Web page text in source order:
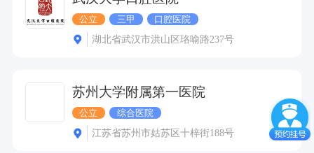
公立 三甲 口腔医院
湖北省武汉市洪山区珞喻路237号
苏州大学附属第一医院
公立 综合医院
江苏省苏州市姑苏区十梓街188号